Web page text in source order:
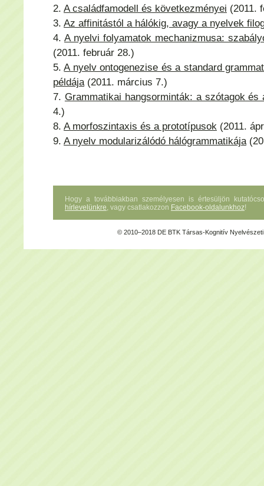
2. A családfamodell és következményei (2011.
3. Az affinitástól a hálókig, avagy a nyelvek
4. A nyelvi folyamatok mechanizmusa:
(2011. február 28.)
5.A nyelv ontogenezise és a standard
példája(2011. március 7.)
7. Grammatikai hangsorminták: a szótagok és
4.)
8. A morfoszintaxis és a prototípusok (2011.
9. A nyelv modularizálódó hálógrammatikája
Hogy a továbbiakban személyesen is értesüljön
hírlevelünkre, vagy csatlakozzon Facebook-oldalunkhoz!
© 2010–2018 DE BTK Társas-Kognitív